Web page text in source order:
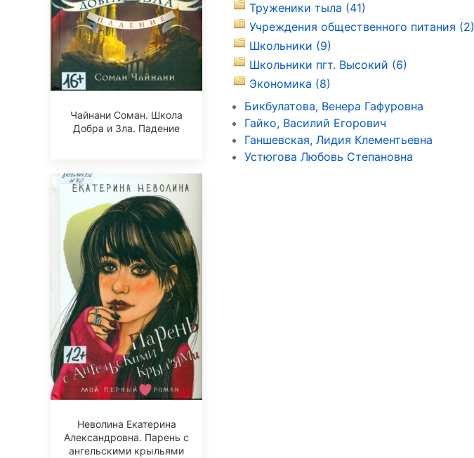
Чайнани Соман. Школа
Добра и Зла. Падение
Неволина Екатерина
Александровна. Парень с
ангельскими крыльями
Труженики тыла (41)
Учреждения общественного питания (2)
Школьники (9)
Школьники пгт. Высокий (6)
Экономика (8)
Бикбулатова, Венера Гафуровна
Гайко, Василий Егорович
Ганшевская, Лидия Клементьевна
Устюгова Любовь Степановна